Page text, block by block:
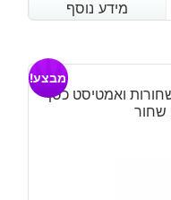
מידע נוסף
מידע נוסף
ואמטיסט כסף
שחור
מבצע!